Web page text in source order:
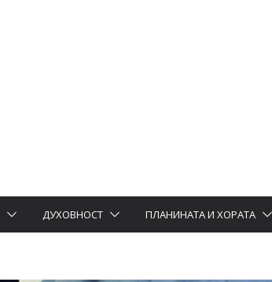
ДУХОВНОСТ ПЛАНИНАТА И ХОРАТА